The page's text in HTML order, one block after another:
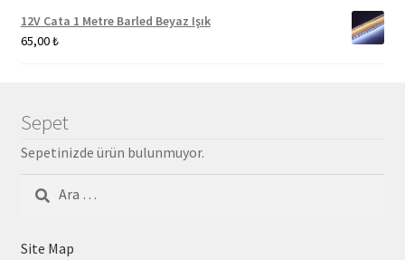
12V Cata 1 Metre Barled Beyaz Işık
65,00₺
Sepet
Sepetinizde ürün bulunmuyor.
Site Map